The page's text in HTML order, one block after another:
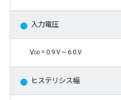
入力電圧
Vdd = 0.9 V ~ 6.0 V
ヒステリシス幅